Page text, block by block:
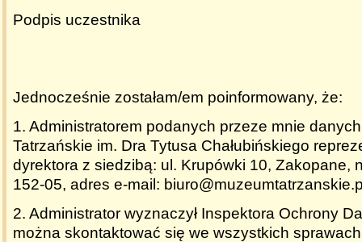
Podpis uczestnika
Jednocześnie zostałam/em poinformowany, że:
1. Administratorem podanych przeze mnie
Tatrzańskie im. Dra Tytusa Chałubińskiego
dyrektora z siedzibą: ul. Krupówki 10, Zakopane,
152-05, adres e-mail:
2. Administrator wyznaczył Inspektora Ochrony
można skontaktować się we wszystkich